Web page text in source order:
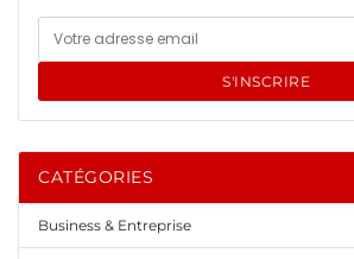
S'INSCRIRE
CATÉGORIES
Business & Entreprise